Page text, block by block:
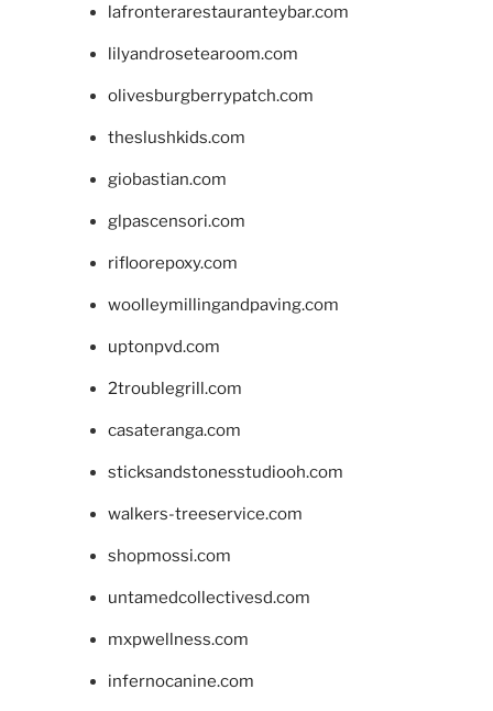
lafronterarestauranteybar.com
lilyandrosetearoom.com
olivesburgberrypatch.com
theslushkids.com
giobastian.com
glpascensori.com
rifloorepoxy.com
woolleymillingandpaving.com
uptonpvd.com
2troublegrill.com
casateranga.com
sticksandstonesstudiooh.com
walkers-treeservice.com
shopmossi.com
untamedcollectivesd.com
mxpwellness.com
infernocanine.com